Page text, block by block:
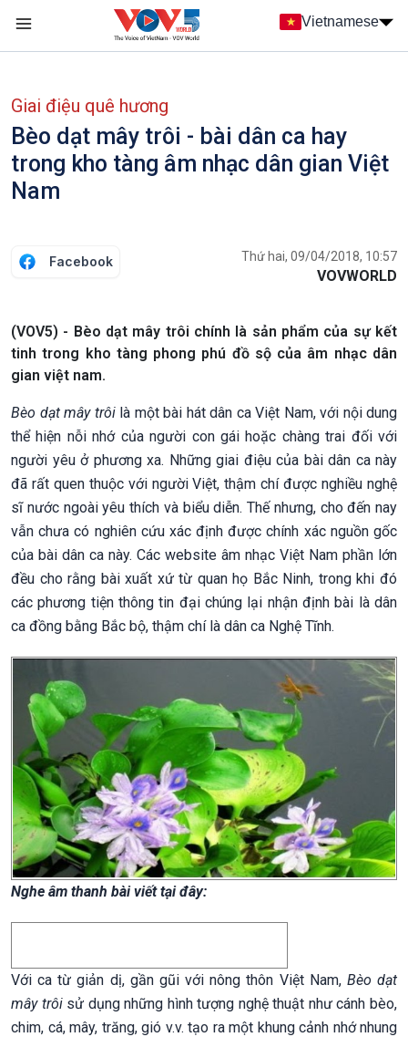
Nhảy đến nội dung
Vietnamese
Giai điệu quê hương
Bèo dạt mây trôi - bài dân ca hay
trong kho tàng âm nhạc dân gian Việt
Nam
Facebook Thứ hai, 09/04/2018, 10:57
VOVWORLD
(VOV5) - Bèo dạt mây trôi chính là sản phẩm của sự kết
tinh trong kho tàng phong phú đồ sộ của âm nhạc dân
gian việt nam.
Bèo dạt mây trôilà một bài hát dân ca Việt Nam, với nội dung
thể hiện nỗi nhớ của người con gái hoặc chàng trai đối với
người yêu ở phương xa. Những giai điệu của bài dân ca này
đã rất quen thuộc với người Việt, thậm chí được nghiều nghệ
sĩ nước ngoài yêu thích và biểu diễn. Thế nhưng, cho đến nay
vẫn chưa có nghiên cứu xác định được chính xác nguồn gốc
của bài dân ca này. Các website âm nhạc Việt Nam phần lớn
đều cho rằng bài xuất xứ từ quan họ Bắc Ninh, trong khi đó
các phương tiện thông tin đại chúng lại nhận định bài là dân
ca đồng bằng Bắc bộ, thậm chí là dân ca Nghệ Tĩnh.
Nghe âm thanh bài viết tại đây:
Với ca từ giản dị, gần gũi với nông thôn Việt Nam, Bèo dạt
mây trôisử dụng những hình tượng nghệ thuật như cánh bèo,
chim, cá, mây, trăng, gió v.v. tạo ra một khung cảnh nhớ nhung